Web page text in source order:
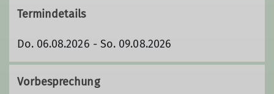
Termindetails
Do. 06.08.2026 - So. 09.08.2026
Vorbesprechung